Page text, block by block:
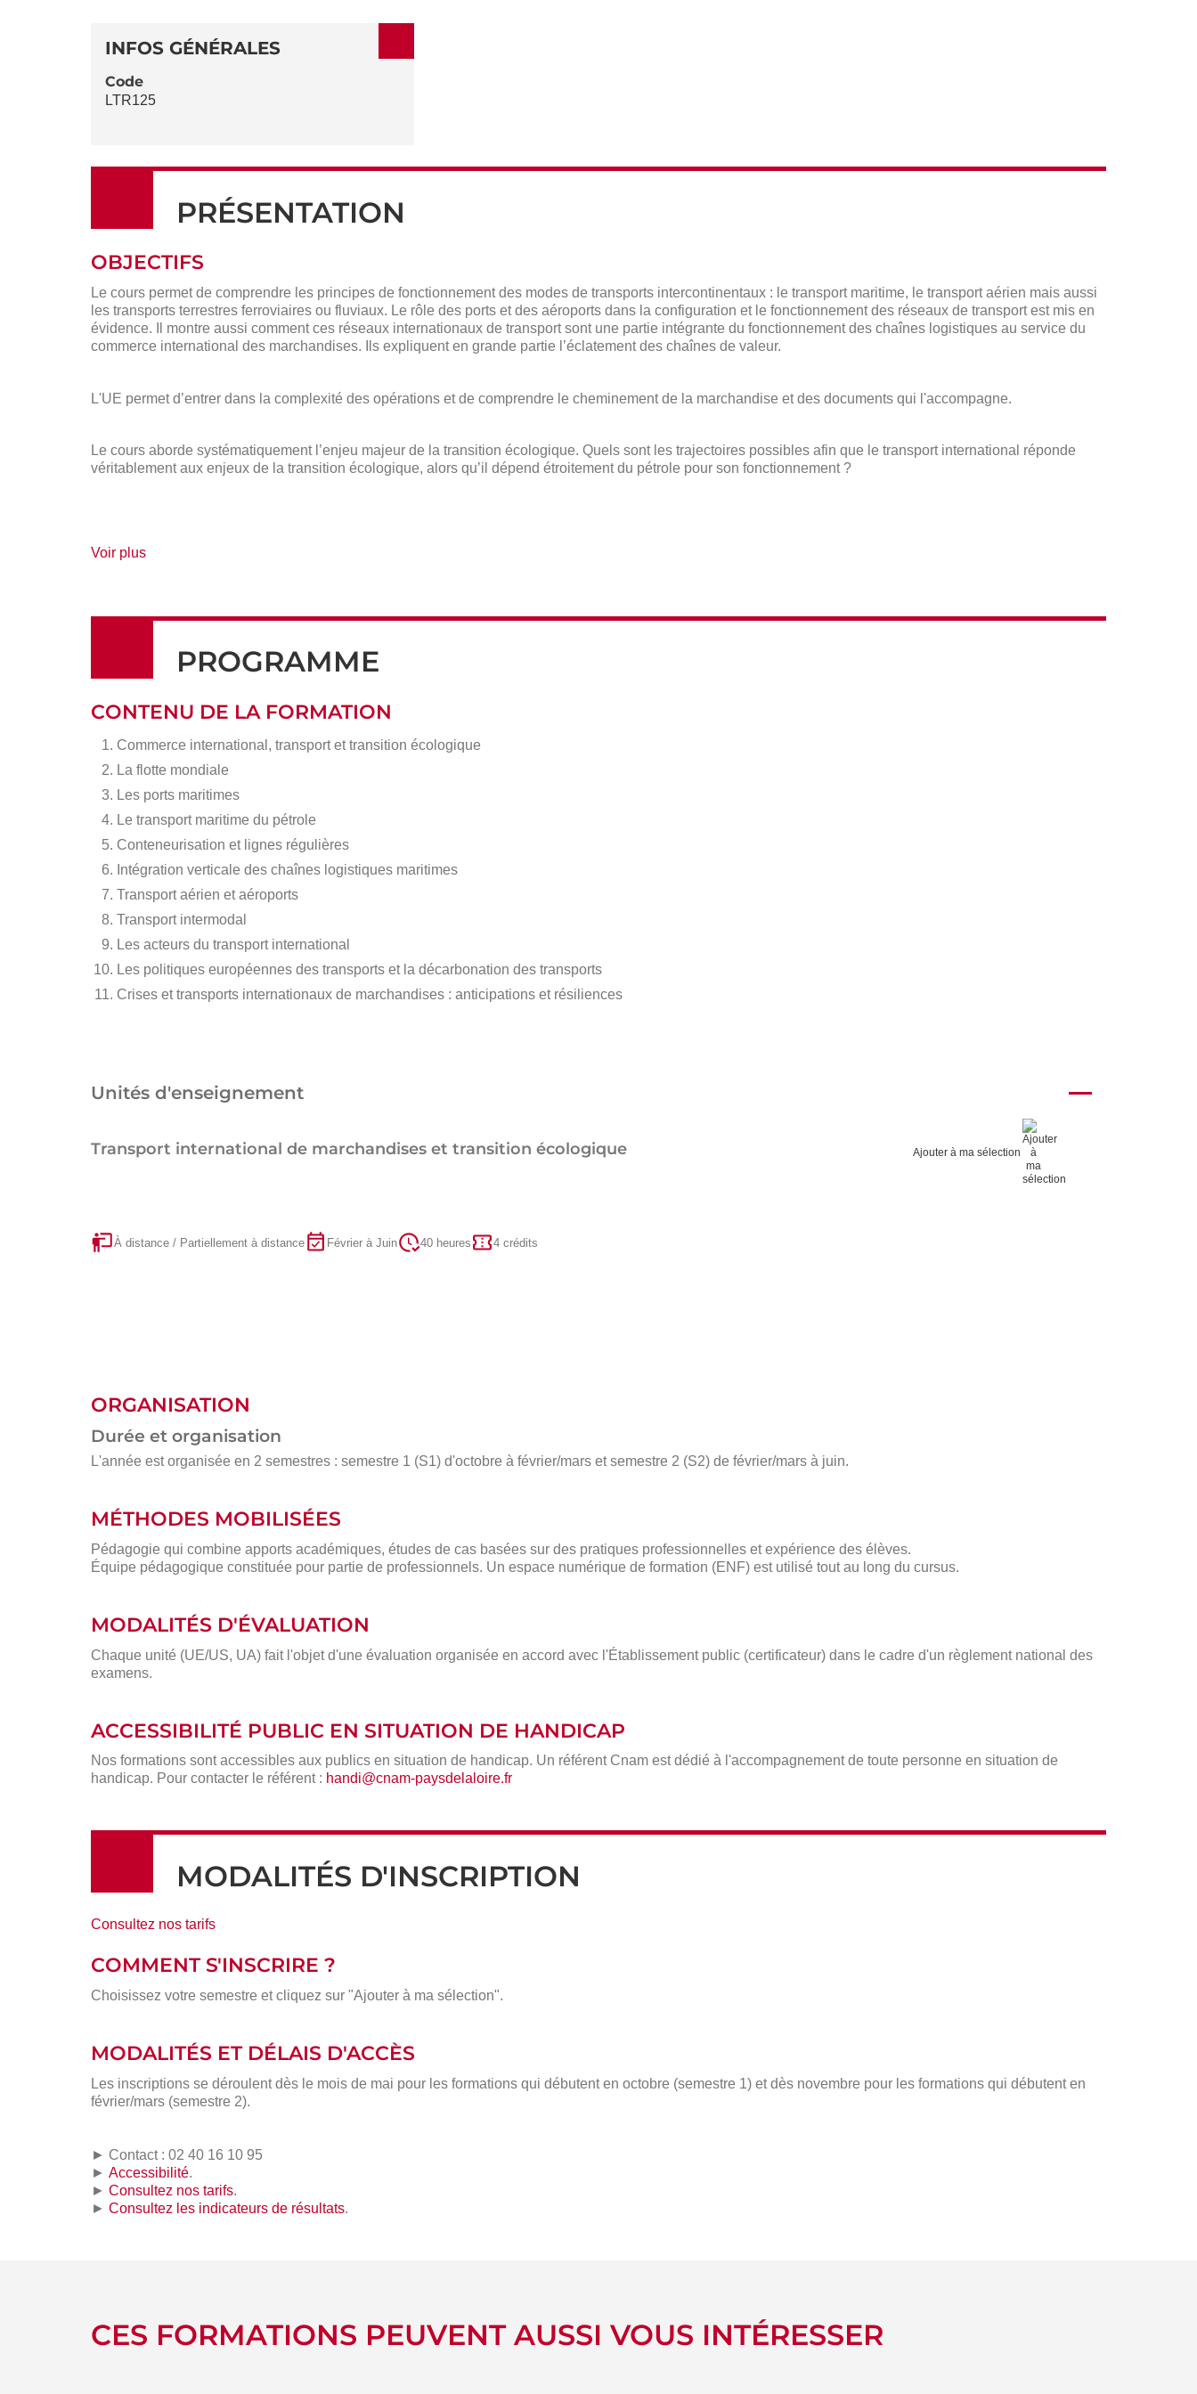
DE
LA
DÉTAILS
INFOS GÉNÉRALES
Code
LTR125
PRÉSENTATION
OBJECTIFS
Le cours permet de comprendre les principes de fonctionnement des modes de transports intercontinentaux : le transport maritime, le transport aérien mais aussi
les transports terrestres ferroviaires ou fluviaux. Le rôle des ports et des aéroports dans la configuration et le fonctionnement des réseaux de transport est mis en
évidence. Il montre aussi comment ces réseaux internationaux de transport sont une partie intégrante du fonctionnement des chaînes logistiques au service du
commerce international des marchandises. Ils expliquent en grande partie l’éclatement des chaînes de valeur.
L'UE permet d’entrer dans la complexité des opérations et de comprendre le cheminement de la marchandise et des documents qui l'accompagne.
Le cours aborde systématiquement l’enjeu majeur de la transition écologique. Quels sont les trajectoires possibles afin que le transport international réponde
véritablement aux enjeux de la transition écologique, alors qu’il dépend étroitement du pétrole pour son fonctionnement ?
Voir plusde
PROGRAMME
CONTENU DE LA FORMATION
Commerce international, transport et transition écologique
La flotte mondiale
Les ports maritimes
Le transport maritime du pétrole
Conteneurisation et lignes régulières
Intégration verticale des chaînes logistiques maritimes
Transport aérien et aéroports
Transport intermodal
Les acteurs du transport international
Les politiques européennes des transports et la décarbonation des transports
Crises et transports internationaux de marchandises : anticipations et résiliences
Unités d'enseignement
Transport international de marchandises et transition écologique Ajouter à ma sélection
À distance / Partiellement à distance Février à Juin 40 heures 4 crédits
ORGANISATION
Durée et organisation
L'année est organisée en 2 semestres : semestre 1 (S1) d'octobre à février/mars et semestre 2 (S2) de février/mars à juin.
MÉTHODES MOBILISÉES
Pédagogie qui combine apports académiques, études de cas basées sur des pratiques professionnelles et expérience des élèves.
Équipe pédagogique constituée pour partie de professionnels. Un espace numérique de formation (ENF) est utilisé tout au long du cursus.
MODALITÉS D'ÉVALUATION
Chaque unité (UE/US, UA) fait l'objet d'une évaluation organisée en accord avec l'Établissement public (certificateur) dans le cadre d'un règlement national des
examens.
ACCESSIBILITÉ PUBLIC EN SITUATION DE HANDICAP
Nos formations sont accessibles aux publics en situation de handicap. Un référent Cnam est dédié à l'accompagnement de toute personne en situation de
handicap. Pour contacter le référent : handi@cnam-paysdelaloire.fr
MODALITÉS D'INSCRIPTION
Consultez nos tarifs
COMMENT S'INSCRIRE ?
Choisissez votre semestre et cliquez sur "Ajouter à ma sélection".
MODALITÉS ET DÉLAIS D'ACCÈS
Les inscriptions se déroulent dès le mois de mai pour les formations qui débutent en octobre (semestre 1) et dès novembre pour les formations qui débutent en
février/mars (semestre 2).
► Contact : 02 40 16 10 95
► Accessibilité.
► Consultez nos tarifs.
► Consultez les indicateurs de résultats.
CES FORMATIONS PEUVENT AUSSI VOUS INTÉRESSER